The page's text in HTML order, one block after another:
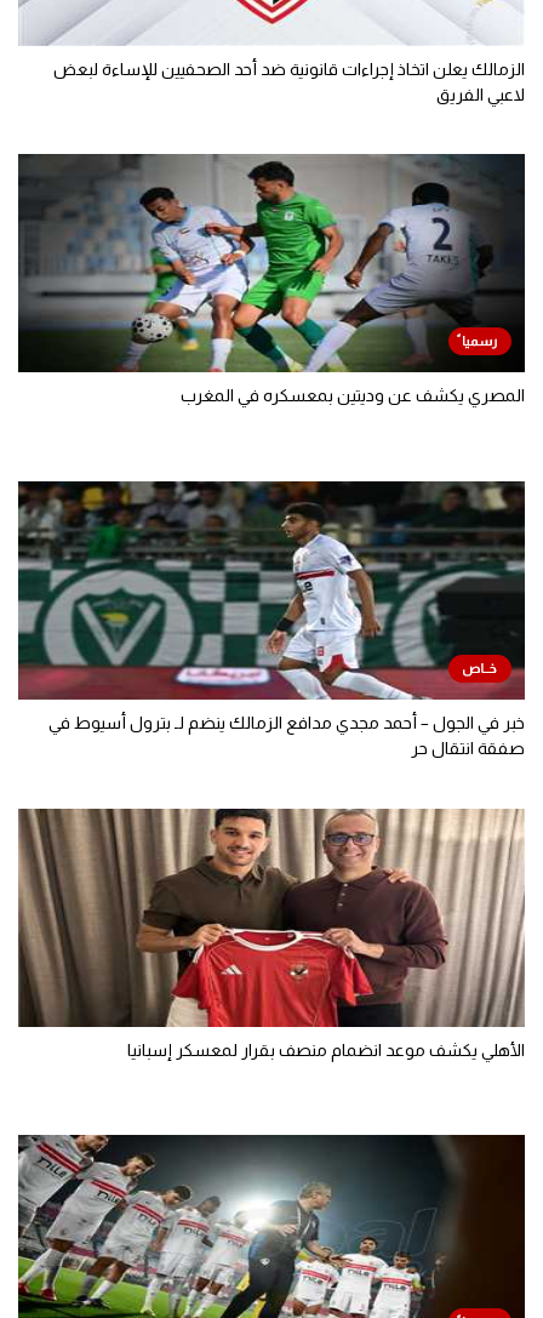
الزمالك يعلن اتخاذ إجراءات قانونية ضد أحد الصحفيين للإساءة لبعض
لاعبي الفريق
المصري يكشف عن وديتين بمعسكره في المغرب
خبر في الجول – أحمد مجدي مدافع الزمالك ينضم لـ بترول أسيوط في
صفقة انتقال حر
الأهلي يكشف موعد انضمام منصف بقرار لمعسكر إسبانيا